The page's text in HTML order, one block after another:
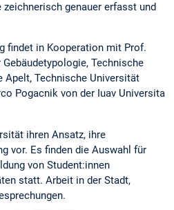
genauer erfasst und
findet in Kooperation mit Prof.
Technische
Apelt, Technische Universität
Pogacnik von der Iuav Universita
ihren Ansatz, ihre
vor. Es finden die Auswahl für
von Student:innen
statt. Arbeit in der Stadt,